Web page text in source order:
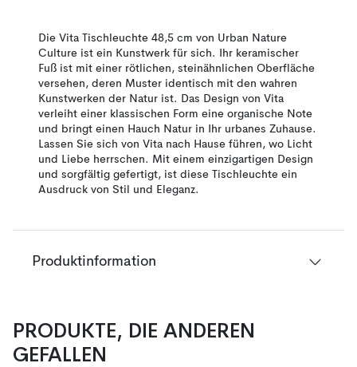
Die Vita Tischleuchte 48,5 cm von Urban Nature
Culture ist ein Kunstwerk für sich. Ihr keramischer
Fuß ist mit einer rötlichen, steinähnlichen Oberfläche
versehen, deren Muster identisch mit den wahren
Kunstwerken der Natur ist. Das Design von Vita
verleiht einer klassischen Form eine organische Note
und bringt einen Hauch Natur in Ihr urbanes Zuhause.
Lassen Sie sich von Vita nach Hause führen, wo Licht
und Liebe herrschen. Mit einem einzigartigen Design
und sorgfältig gefertigt, ist diese Tischleuchte ein
Ausdruck von Stil und Eleganz.
Produktinformation
PRODUKTE, DIE ANDEREN
GEFALLEN